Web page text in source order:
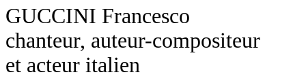
GUCCINI Francesco
chanteur, auteur-compositeur
et acteur italien